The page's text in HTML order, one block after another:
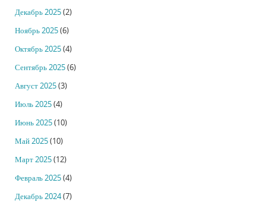
Декабрь 2025(2)
Ноябрь 2025(6)
Октябрь 2025(4)
Сентябрь 2025(6)
Август 2025(3)
Июль 2025(4)
Июнь 2025(10)
Май 2025(10)
Март 2025(12)
Февраль 2025(4)
Декабрь 2024(7)